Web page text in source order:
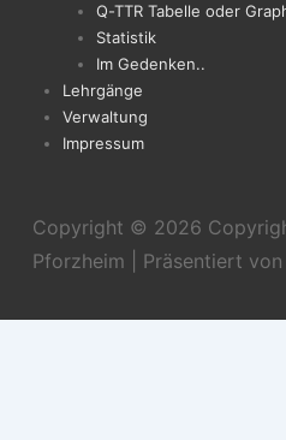
Q-TTR Tabelle oder
Statistik
Im Gedenken..
Lehrgänge
Verwaltung
Impressum
Copyright © 2026
Pforzheim
| Präsentiert von